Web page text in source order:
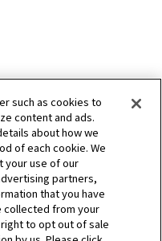
such as cookies to
content and ads.
about how we
of each cookie. We
your use of our
partners,
that you have
collected from your
to opt out of sale